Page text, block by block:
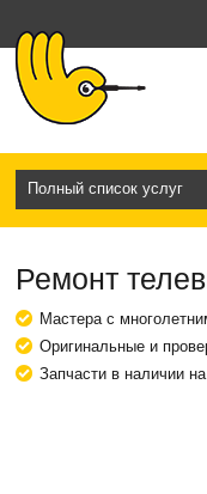
Полный список услуг
Ремонт
Мастера с
Оригинальные и
Запчасти в наличии